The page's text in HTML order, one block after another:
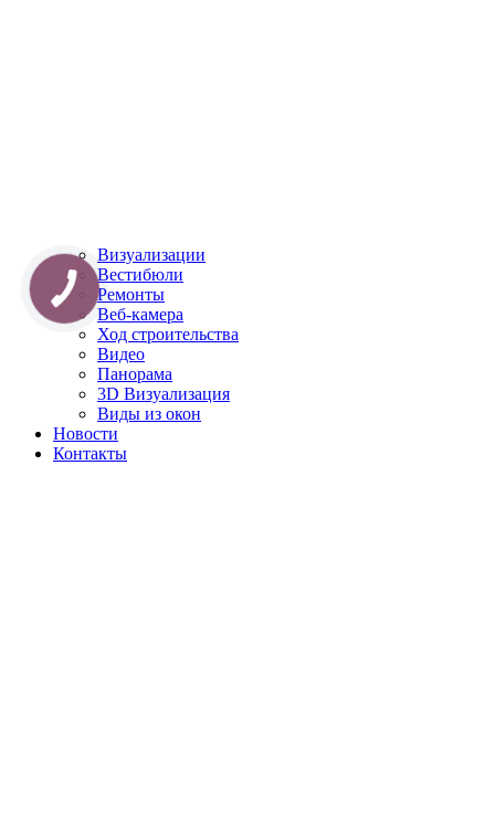
Визуализации
Вестибюли
Ремонты
Веб-камера
Ход строительства
Видео
Панорама
3D Визуализация
Виды из окон
Новости
Контакты